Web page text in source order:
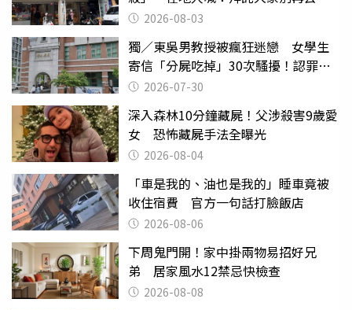
2026-08-03
獨／東吳男教授被瘋狂迷戀 女學生
寄信「分屍吃掉」30次騷擾！認罪免
關 2026-07-30
深入森林10分鐘藏屍！父涉殺害9歲愛
女 恐怖藏屍手法全曝光
2026-08-04
「車是我的、油也是我的」睡車竟被
收住宿費 官方一句話打臉飯店
2026-08-06
下周鬼門開！家中掛兩物易招好兄
弟 居家風水12禁忌快檢查
2026-08-08